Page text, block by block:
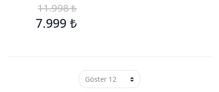
11.998₺
7.999 ₺